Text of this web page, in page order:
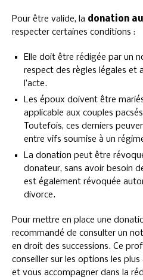
Pour être valide, la donation
respecter certaines conditions :
Elle doit être rédigée par un
respect des règles légales et
l’acte.
Les époux doivent être
applicable aux couples
Toutefois, ces derniers
entre vifs soumise à un
La donation peut être
donateur, sans avoir besoin
est également révoquée
divorce.
Pour mettre en place une
recommandé de consulter un
en droit des successions. Ce
conseiller sur les options les
et vous accompagner dans la